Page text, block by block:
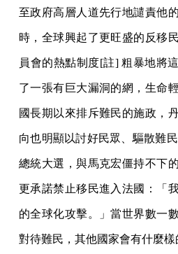
至政府高層人道先行地譴責他
時，全球興起了更旺盛的反移
員會的熱點制度[註] 粗暴地將
了一張有巨大漏洞的網，生命
國長期以來排斥難民的施政，
向也明顯以討好民眾、驅散難
總統大選，與馬克宏僵持不下
更承諾禁止移民進入法國：「
的全球化攻擊。」當世界數一
對待難民，其他國家會有什麼樣